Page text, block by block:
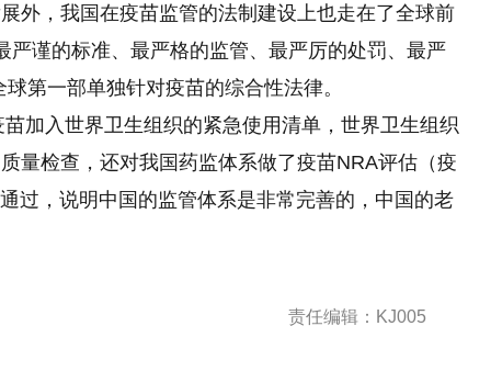
外，我国在疫苗监管的法制建设上也走在了全球前
严谨的标准、最严格的监管、最严厉的处罚、最严
第一部单独针对疫苗的综合性法律。
加入世界卫生组织的紧急使用清单，世界卫生组织
量检查，还对我国药监体系做了疫苗NRA评估（疫
过，说明中国的监管体系是非常完善的，中国的老
责任编辑：KJ005